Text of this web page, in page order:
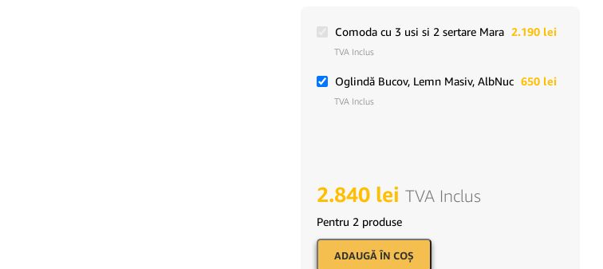
Comoda cu 3 usi si 2 sertare Mara 2.190 lei
TVA Inclus
Oglindă Bucov, Lemn Masiv, AlbNuc 650 lei
TVA Inclus
2.840 lei TVA Inclus
Pentru 2 produse
ADAUGĂ ÎN COŞ